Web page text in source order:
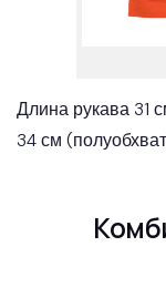
Длина рукава 31
34 см